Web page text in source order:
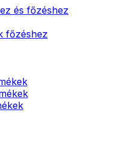
és főzéshez
főzéshez